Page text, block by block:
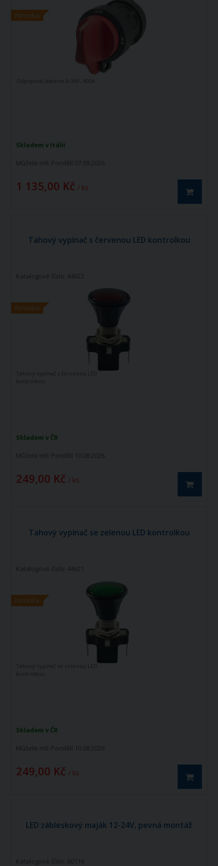
Novinka
Skladem v Itálii
Můžete mít: Pondělí 07.09.2026
1 135,00 Kč / ks
Odpojovač baterie 6-36V, 400A.
Tahový vypínač s červenou LED kontrolkou
Novinka
Katalogové číslo: 44622
Skladem v ČR
Můžete mít: Pondělí 10.08.2026
249,00 Kč / ks
Tahový vypínač s červenou LED
kontrolkou.
Tahový vypínač se zelenou LED kontrolkou
Novinka
Katalogové číslo: 44621
Skladem v ČR
Můžete mít: Pondělí 10.08.2026
249,00 Kč / ks
Tahový vypínač se zelenou LED
kontrolkou.
LED zábleskový maják 12-24V, pevná montáž
Katalogové číslo: 60116